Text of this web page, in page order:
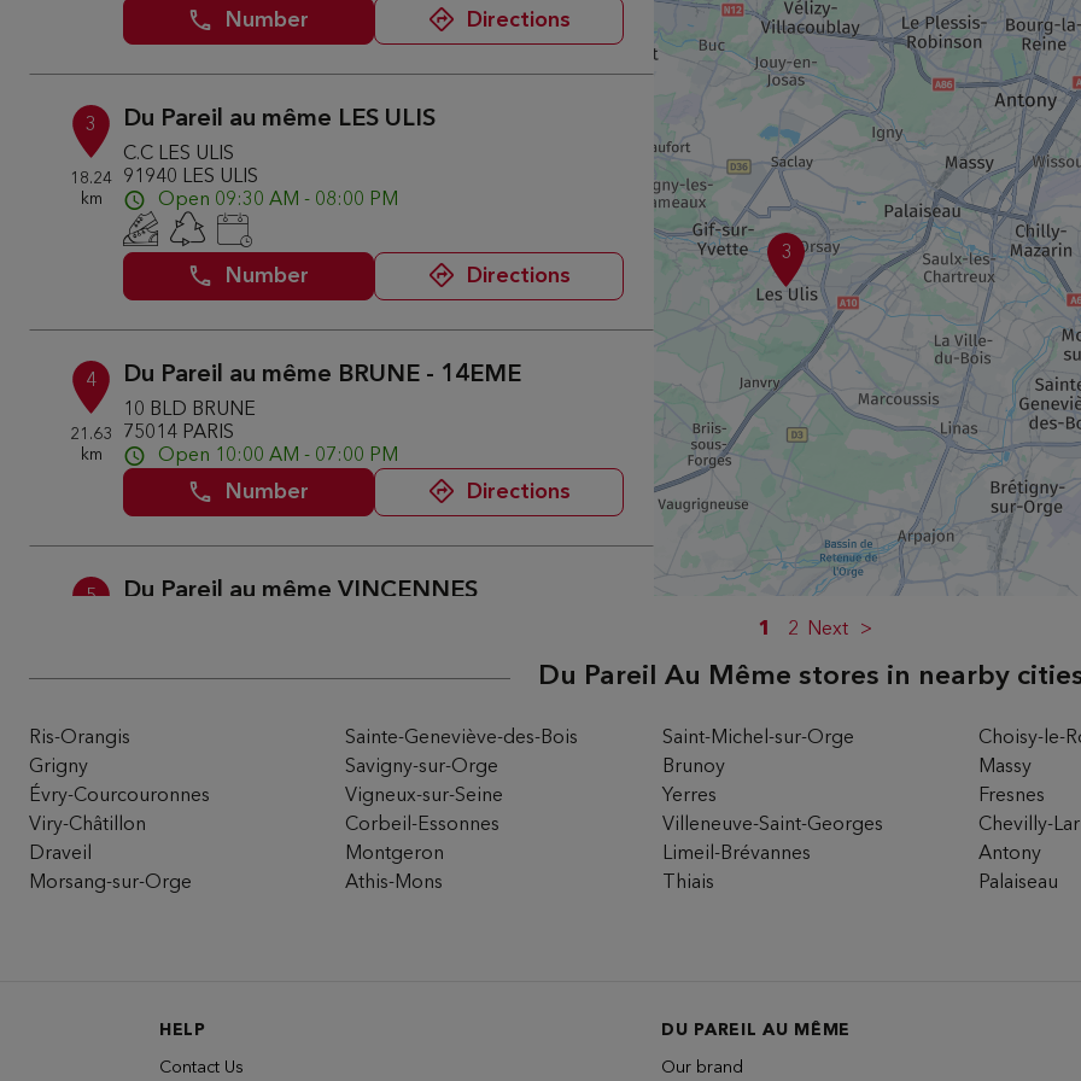
Number Directions
3
18.24
km
Du Pareil au même LES ULIS
C.C LES ULIS
91940 LES ULIS
Open 09:30 AM - 08:00 PM
Number Directions
4
21.63
km
Du Pareil au même BRUNE - 14EME
10 BLD BRUNE
75014 PARIS
Open 10:00 AM - 07:00 PM
Number Directions
5 Du Pareil au même VINCENNES
Directions
Du Pareil au même ST-ANTOINE - 12EME
120 RUE FGB ST-ANTOINE
Du Pareil au même ST PLACIDE 2
3
1 2 Next
Du Pareil Au Même stores in nearby
Ris-Orangis
Grigny
Évry-Courcouronnes
Viry-Châtillon
Draveil
Morsang-sur-Orge
Sainte-Geneviève-des-Bois
Savigny-sur-Orge
Vigneux-sur-Seine
Corbeil-Essonnes
Montgeron
Athis-Mons
Saint-Michel-sur-Orge
Brunoy
Yerres
Villeneuve-Saint-Georges
Limeil-Brévannes
Thiais
Choisy-le-
Massy
Fresnes
Chevilly-
Antony
Palaiseau
HELP
Contact Us
DU PAREIL AU MÊME
Our brand